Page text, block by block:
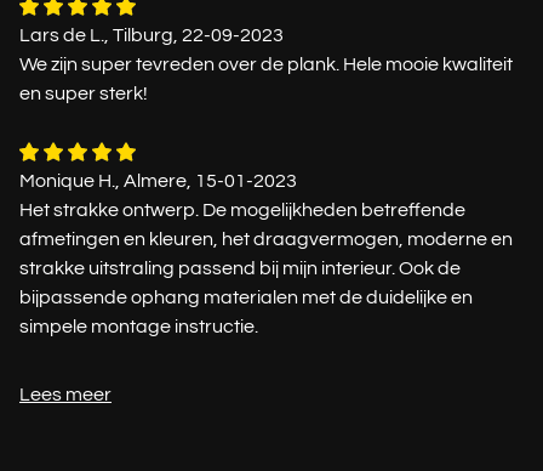
Lars de L., Tilburg, 22-09-2023
We zijn super tevreden over de plank. Hele mooie kwaliteit
en super sterk!
Monique H., Almere, 15-01-2023
Het strakke ontwerp. De mogelijkheden betreffende
afmetingen en kleuren, het draagvermogen, moderne en
strakke uitstraling passend bij mijn interieur. Ook de
bijpassende ophang materialen met de duidelijke en
simpele montage instructie.
Lees meer